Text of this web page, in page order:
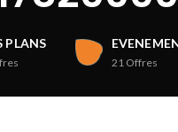
PLANS
21 Offres